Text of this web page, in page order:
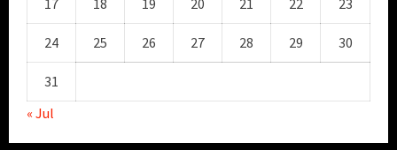
17 18 19 20 21 22 23
24 25 26 27 28 29 30
31
« Jul